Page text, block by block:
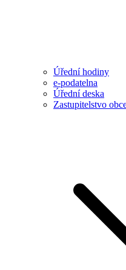
Úřední hodiny
e-podatelna
Úřední deska
Zastupitelstvo